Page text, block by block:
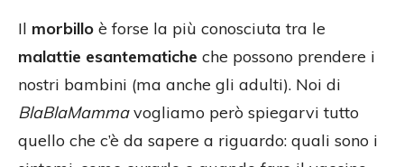
Il morbillo è forse la più conosciuta tra le
malattie esantematiche che possono prendere i
nostri bambini (ma anche gli adulti). Noi di
BlaBlaMammavogliamo però spiegarvi tutto
quello che c’è da sapere a riguardo: quali sono i